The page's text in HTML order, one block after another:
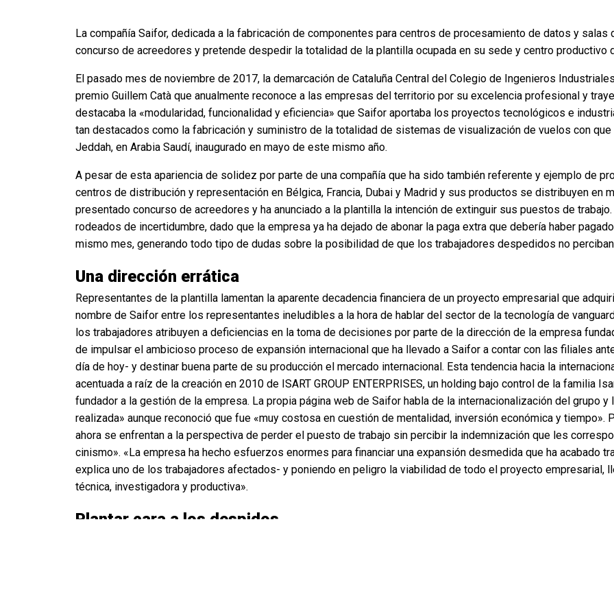
La compañía Saifor, dedicada a la fabricación de componentes para centros de procesamiento de datos y
concurso de acreedores y pretende despedir la totalidad de la plantilla ocupada en su sede y centro productivo
El pasado mes de noviembre de 2017, la demarcación de Cataluña Central del Colegio de Ingenieros
premio Guillem Catà que anualmente reconoce a las empresas del territorio por su excelencia profesional y
destacaba la «modularidad, funcionalidad y eficiencia» que Saifor aportaba los proyectos tecnológicos e
tan destacados como la fabricación y suministro de la totalidad de sistemas de visualización de vuelos con
Jeddah, en Arabia Saudí, inaugurado en mayo de este mismo año.
A pesar de esta apariencia de solidez por parte de una compañía que ha sido también referente y ejemplo de
centros de distribución y representación en Bélgica, Francia, Dubai y Madrid y sus productos se distribuyen en
presentado concurso de acreedores y ha anunciado a la plantilla la intención de extinguir sus puestos de
rodeados de incertidumbre, dado que la empresa ya ha dejado de abonar la paga extra que debería haber
mismo mes, generando todo tipo de dudas sobre la posibilidad de que los trabajadores despedidos no
Una dirección errática
Representantes de la plantilla lamentan la aparente decadencia financiera de un proyecto empresarial que
nombre de Saifor entre los representantes ineludibles a la hora de hablar del sector de la tecnología de
los trabajadores atribuyen a deficiencias en la toma de decisiones por parte de la dirección de la empresa
de impulsar el ambicioso proceso de expansión internacional que ha llevado a Saifor a contar con las filiales
día de hoy- y destinar buena parte de su producción el mercado internacional. Esta tendencia hacia la
acentuada a raíz de la creación en 2010 de ISART GROUP ENTERPRISES, un holding bajo control de la familia
fundador a la gestión de la empresa. La propia página web de Saifor habla de la internacionalización del grupo
realizada» aunque reconoció que fue «muy costosa en cuestión de mentalidad, inversión económica y tiempo».
ahora se enfrentan a la perspectiva de perder el puesto de trabajo sin percibir la indemnización que les
cinismo». «La empresa ha hecho esfuerzos enormes para financiar una expansión desmedida que ha acabado
explica uno de los trabajadores afectados- y poniendo en peligro la viabilidad de todo el proyecto empresarial,
técnica, investigadora y productiva».
Plantar cara a los despidos